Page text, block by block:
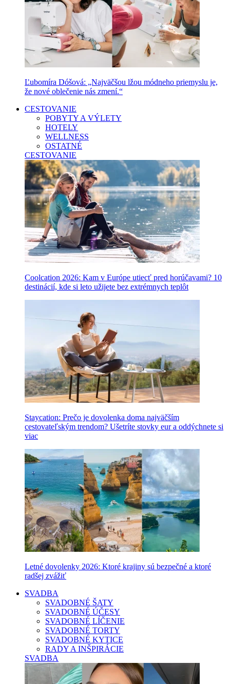
Ľubomíra Dóšová: „Najväčšou lžou módneho priemyslu je,
že nové oblečenie nás zmení.“
CESTOVANIE
POBYTY A VÝLETY
HOTELY
WELLNESS
OSTATNÉ
CESTOVANIE
Coolcation 2026: Kam v Európe utiecť pred horúčavami? 10
destinácií, kde si leto užijete bez extrémnych teplôt
Staycation: Prečo je dovolenka doma najväčším
cestovateľským trendom? Ušetríte stovky eur a oddýchnete si
viac
Letné dovolenky 2026: Ktoré krajiny sú bezpečné a ktoré
radšej zvážiť
SVADBA
SVADOBNÉ ŠATY
SVADOBNÉ ÚČESY
SVADOBNÉ LÍČENIE
SVADOBNÉ TORTY
SVADOBNÉ KYTICE
RADY A INŠPIRÁCIE
SVADBA